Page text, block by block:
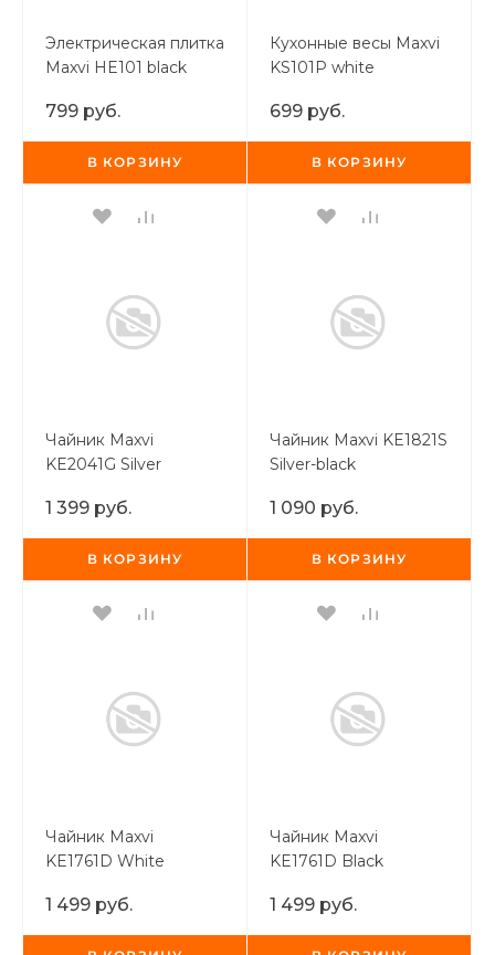
Электрическая плитка
Maxvi HE101 black
799 руб.
В КОРЗИНУ
Кухонные весы Maxvi
KS101P white
699 руб.
В КОРЗИНУ
Чайник Maxvi
KE2041G Silver
1 399 руб.
В КОРЗИНУ
Чайник Maxvi KE1821S
Silver-black
1 090 руб.
В КОРЗИНУ
Чайник Maxvi
KE1761D White
1 499 руб.
Чайник Maxvi
KE1761D Black
1 499 руб.